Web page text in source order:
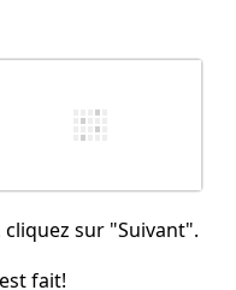
sur "Suivant".
fait!